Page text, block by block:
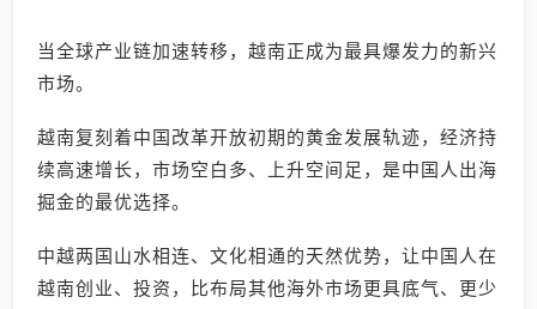
当全球产业链加速转移，越南正成为最具爆发力的新兴
市场。
越南复刻着中国改革开放初期的黄金发展轨迹，经济持
续高速增长，市场空白多、上升空间足，是中国人出海
掘金的最优选择。
中越两国山水相连、文化相通的天然优势，让中国人在
越南创业、投资，比布局其他海外市场更具底气、更少